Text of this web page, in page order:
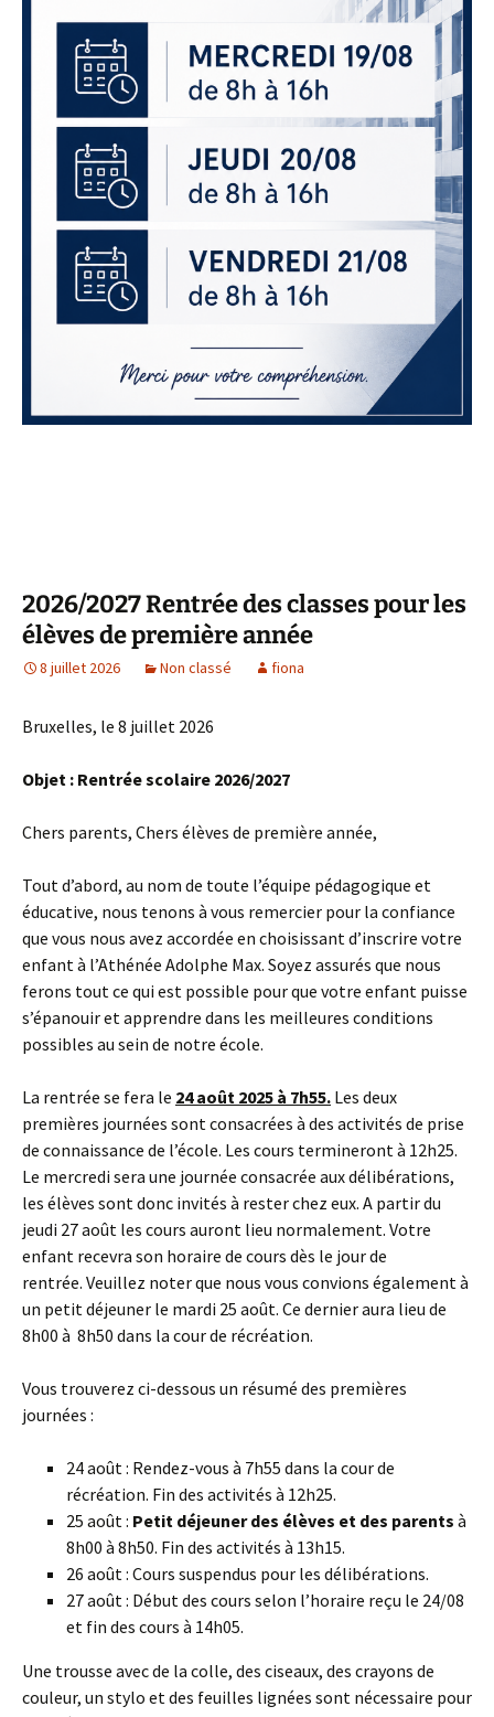
2026/2027 Rentrée des classes pour les
élèves de première année
8 juillet 2026 Non classé fiona
Bruxelles, le 8 juillet 2026
Objet : Rentrée scolaire 2026/2027
Chers parents, Chers élèves de première année,
Tout d’abord, au nom de toute l’équipe pédagogique et
éducative, nous tenons à vous remercier pour la confiance
que vous nous avez accordée en choisissant d’inscrire votre
enfant à l’Athénée Adolphe Max. Soyez assurés que nous
ferons tout ce qui est possible pour que votre enfant puisse
s’épanouir et apprendre dans les meilleures conditions
possibles au sein de notre école.
La rentrée se fera le 24 août 2025 à 7h55. Les deux
premières journées sont consacrées à des activités de prise
de connaissance de l’école. Les cours termineront à 12h25.
Le mercredi sera une journée consacrée aux délibérations,
les élèves sont donc invités à rester chez eux. A partir du
jeudi 27 août les cours auront lieu normalement. Votre
enfant recevra son horaire de cours dès le jour de
rentrée. Veuillez noter que nous vous convions également à
un petit déjeuner le mardi 25 août. Ce dernier aura lieu de
8h00 à 8h50 dans la cour de récréation.
Vous trouverez ci-dessous un résumé des premières
journées :
24 août : Rendez-vous à 7h55 dans la cour de
récréation. Fin des activités à 12h25.
25 août : Petit déjeuner des élèves et des parents à
8h00 à 8h50. Fin des activités à 13h15.
26 août : Cours suspendus pour les délibérations.
27 août : Début des cours selon l’horaire reçu le 24/08
et fin des cours à 14h05.
Une trousse avec de la colle, des ciseaux, des crayons de
couleur, un stylo et des feuilles lignées sont nécessaire pour